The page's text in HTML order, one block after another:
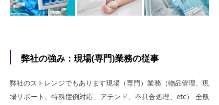
弊社の強み：現場(専門)業務の従事
弊社のストレンジでもあります現場（専門）業務（物品管理、現
場サポート、特殊症例対応、アテンド、不具合処理、etc） 全般